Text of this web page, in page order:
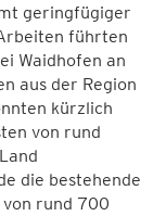
geringfügiger
führten
Waidhofen an
aus der Region
kürzlich
von rund
die bestehende
rund 700